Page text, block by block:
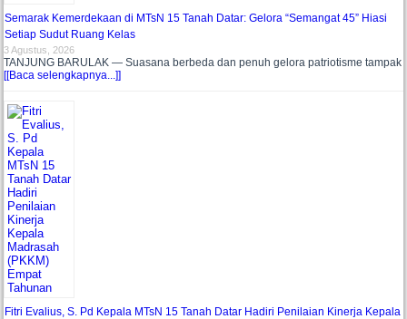
Semarak Kemerdekaan di MTsN 15 Tanah Datar: Gelora “Semangat 45” Hiasi
Setiap Sudut Ruang Kelas
3 Agustus, 2026
TANJUNG BARULAK — Suasana berbeda dan penuh gelora patriotisme tampak
[[Baca selengkapnya...]]
Fitri Evalius, S. Pd Kepala MTsN 15 Tanah Datar Hadiri Penilaian Kinerja Kepala